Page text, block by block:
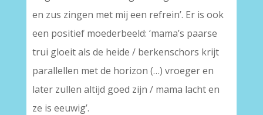
en zus zingen met mij een refrein’. Er is ook
een positief moederbeeld: ‘mama’s paarse
trui gloeit als de heide / berkenschors krijt
parallellen met de horizon (…) vroeger en
later zullen altijd goed zijn / mama lacht en
ze is eeuwig’.